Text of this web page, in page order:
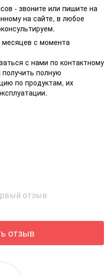
- звоните или пишите на
на сайте, в любое
месяцев с момента
с нами по контактному
полную
по продуктам, их
отзыв
отзыв